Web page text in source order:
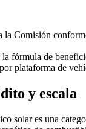
la Comisión
fórmula de
plataforma de
y escala
solar es una